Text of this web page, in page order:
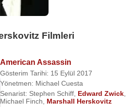
Filmleri
American Assassin
Gösterim Tarihi: 15 Eylül 2017
Yönetmen: Michael Cuesta
Senarist: Stephen Schiff Edward Zwick
Michael Finch
Marshall Herskovitz